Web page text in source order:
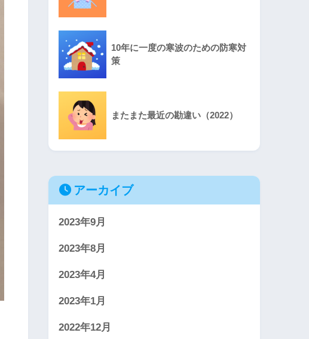
10年に一度の寒波のための防寒対
策
またまた最近の勘違い（2022）
アーカイブ
2023年9月
2023年8月
2023年4月
2023年1月
2022年12月